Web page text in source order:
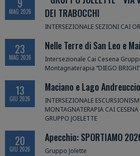
DEI TRABOCCHI
9
MAG 2026
INTERSEZIONALE SEZIONI CAI
Nelle Terre di San Leo e
23
MAG 2026
Intersezionale Cai Cesena
Montagnaterapia “DIEGO BRIGHI”
Maciano e Lago Andreuccio
13
GIU 2026
INTERSEZIONALE
MONTAGNATERAPIA CAI CESENA
GRUPPO JOELETTE
Apecchio: SPORTIAMO
20
GIU 2026 Gruppo Jolette